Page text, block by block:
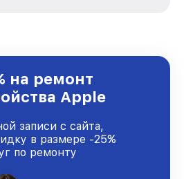
постоянно повышая
лояльности наших
на ремонт
Apple
записи с сайта,
в размере -25%
по ремонту